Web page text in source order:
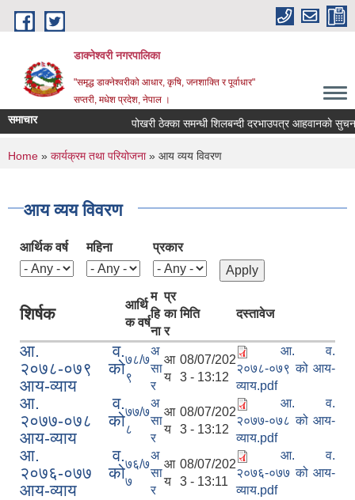
Skip to main content
डाक्नेश्वरी नगरपालिका
"समृद्ध डाक्नेश्वरीको आधार, कृषि, जनशाक्ति र पूर्वाधार"
सप्तरी, मधेश प्रदेश, नेपाल ।
समाचार पोखरी ठेक्का समन्धी शिलबन्दी दरभाउपत्र आहवानकाे सुचना
You are here
Home » कार्यक्रम तथा परियोजना» आय व्यय विवरण
आय व्यय विवरण
आर्थिक वर्ष महिना प्रकार
शिर्षक
आर्थि
क वर्ष
म
हि
ना
प्र
का
र
मिति दस्तावेज
आ. व.
२०७८-०७९ को
आय-व्याय
७८/७
९
अ
सा
र
आ
य
08/07/202
3 - 13:12
आ. व.
२०७८-०७९ को आय-
व्याय.pdf
आ. व.
२०७७-०७८ को
आय-व्याय
७७/७
८
अ
सा
र
आ
य
08/07/202
3 - 13:12
आ. व.
२०७७-०७८ को आय-
व्याय.pdf
आ. व.
२०७६-०७७ को
आय-व्याय
७६/७
७
अ
सा
र
आ
य
08/07/202
3 - 13:11
आ. व.
२०७६-०७७ को आय-
व्याय.pdf